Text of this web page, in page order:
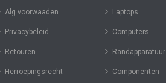
Alg.voorwaaden
Privacybeleid
Retouren
Herroepingsrecht
Laptops
Computers
Randapparatuur
Componenten